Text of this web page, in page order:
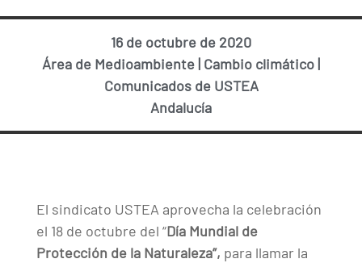
16 de octubre de 2020
Área de Medioambiente | Cambio climático |
Comunicados de USTEA
Andalucía
El sindicato USTEA aprovecha la celebración
el 18 de octubre del “Día Mundial de
Protección de la Naturaleza”, para llamar la